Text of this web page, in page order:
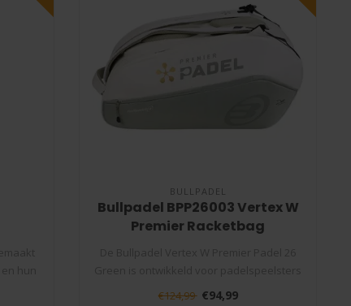
BULLPADEL
Bullpadel BPP26003 Vertex W
Premier Racketbag
€124,99 €94,99